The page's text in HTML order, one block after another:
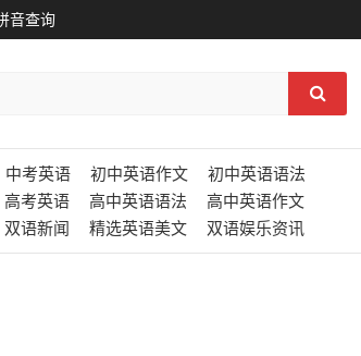
音查询
中考英语 初中英语作文 初中英语语法
高考英语 高中英语语法 高中英语作文
双语新闻 精选英语美文 双语娱乐资讯